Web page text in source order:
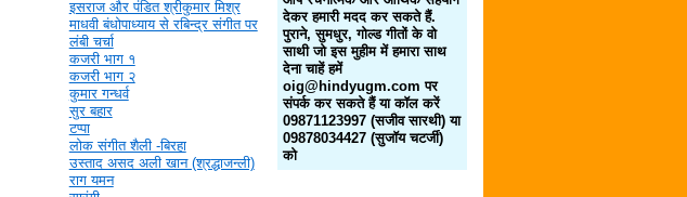
इसराज और पंडित श्रीकुमार मिश्र
माधवी बंधोपाध्याय से रबिन्द्र संगीत पर
लंबी चर्चा
कजरी भाग १
कजरी भाग २
कुमार गन्धर्व
सुर बहार
टप्पा
लोक संगीत शैली -बिरहा
उस्ताद असद अली खान (श्रद्धाजन्ली)
राग यमन
देकर हमारी मदद कर सकते हैं.
पुराने, सुमधुर, गोल्ड गीतों के वो
साथी जो इस मुहीम में हमारा साथ
देना चाहें हमें
oig@hindyugm.com पर
संपर्क कर सकते हैं या कॉल करें
09871123997 (सजीव सारथी) या
09878034427 (सुजॉय चटर्जी)
को